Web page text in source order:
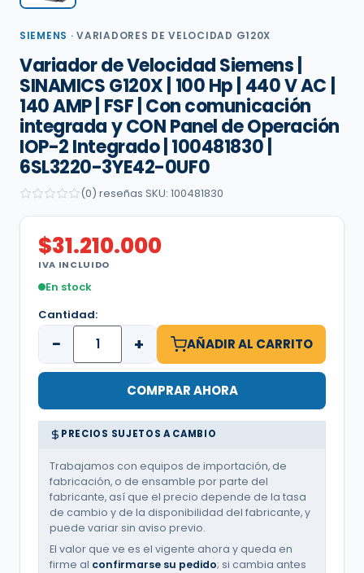
SIEMENS ·VARIADORES DE VELOCIDAD G120X
Variador de Velocidad Siemens |
SINAMICS G120X | 100 Hp | 440 V AC |
140 AMP | FSF | Con comunicación
integrada y CON Panel de Operación
IOP-2 Integrado | 100481830 |
6SL3220-3YE42-0UF0
(0) reseñas SKU: 100481830
$31.210.000
IVA INCLUIDO
En stock
Cantidad:
− + AÑADIR AL CARRITO
COMPRAR AHORA
PRECIOS SUJETOS A CAMBIO
Trabajamos con equipos de importación, de
fabricación, o de ensamble por parte del
fabricante, así que el precio depende de la tasa
de cambio y de la disponibilidad del fabricante, y
puede variar sin aviso previo.
El valor que ve es el vigente ahora y queda en
firme al confirmarse su pedido; si cambia antes